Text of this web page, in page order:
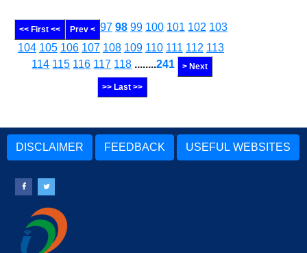
<< First << Prev < 97 98 99 100 101 102 103
104 105 106 107 108 109 110 111 112 113
114 115 116 117 118 ........241 > Next
>> Last >>
DISCLAIMER FEEDBACK USEFUL WEBSITES